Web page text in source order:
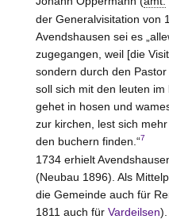
der Generalvisitation von
Avendshausen sei es
zugegangen, weil [die
sondern durch den
soll sich mit den leuten im
gehet in hosen und
zur kirchen, lest sich
den buchern finden.“7
1734 erhielt
(Neubau 1896). Als
die Gemeinde auch für
1811 auch für Vardeilsen